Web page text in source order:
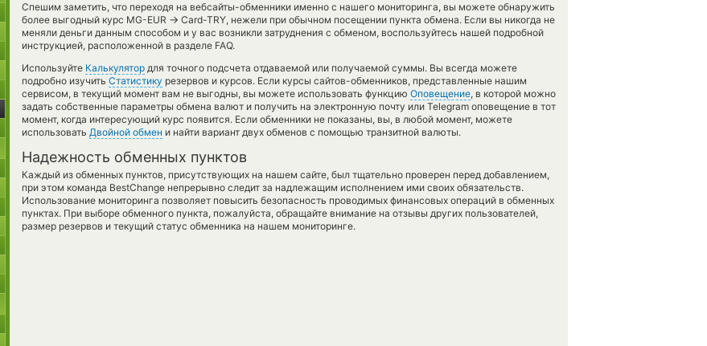
Спешим заметить, что переходя на вебсайты-обменники именно с нашего мониторинга, вы можете обнаружить
более выгодный курс MG-EUR → Card-TRY, нежели при обычном посещении пункта обмена. Если вы никогда не
меняли деньги данным способом и у вас возникли затруднения с обменом, воспользуйтесь нашей подробной
инструкцией, расположенной в разделе FAQ.
Используйте Калькулятор для точного подсчета отдаваемой или получаемой суммы. Вы всегда можете
подробно изучить Статистику резервов и курсов. Если курсы сайтов-обменников, представленные нашим
сервисом, в текущий момент вам не выгодны, вы можете использовать функцию Оповещение, в которой можно
задать собственные параметры обмена валют и получить на электронную почту или Telegram оповещение в тот
момент, когда интересующий курс появится. Если обменники не показаны, вы, в любой момент, можете
использовать Двойной обмен и найти вариант двух обменов с помощью транзитной валюты.
Надежность обменных пунктов
Каждый из обменных пунктов, присутствующих на нашем сайте, был тщательно проверен перед добавлением,
при этом команда BestChange непрерывно следит за надлежащим исполнением ими своих обязательств.
Использование мониторинга позволяет повысить безопасность проводимых финансовых операций в обменных
пунктах. При выборе обменного пункта, пожалуйста, обращайте внимание на отзывы других пользователей,
размер резервов и текущий статус обменника на нашем мониторинге.